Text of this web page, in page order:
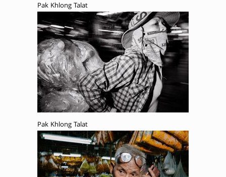
Pak Khlong Talat
Pak Khlong Talat